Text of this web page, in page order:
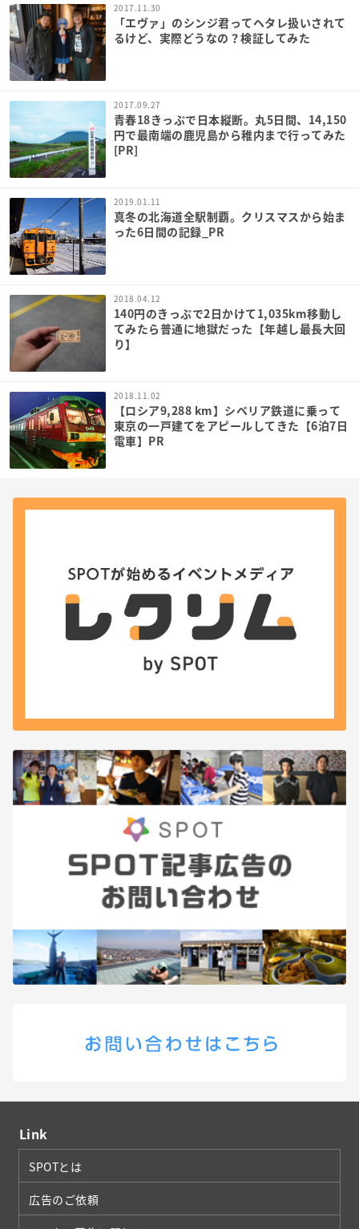
2017.11.30
「エヴァ」のシンジ君ってヘタレ扱いされて
るけど、実際どうなの？検証してみた
2017.09.27
青春18きっぷで日本縦断。丸5日間、14,150
円で最南端の鹿児島から稚内まで行ってみた
[PR]
2019.01.11
真冬の北海道全駅制覇。クリスマスから始ま
った6日間の記録_PR
2018.04.12
140円のきっぷで2日かけて1,035km移動し
てみたら普通に地獄だった【年越し最長大回
り】
2018.11.02
【ロシア9,288 km】シベリア鉄道に乗って
東京の一戸建てをアピールしてきた【6泊7日
電車】PR
Link
SPOTとは
広告のご依頼